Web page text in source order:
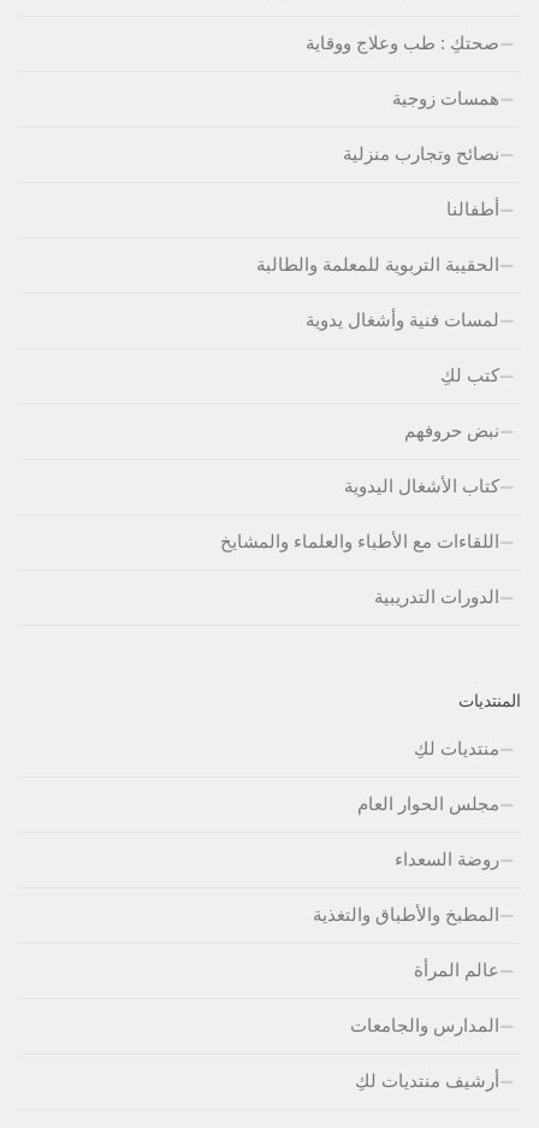
صحتكِ : طب وعلاج ووقاية
همسات زوجية
نصائح وتجارب منزلية
أطفالنا
الحقيبة التربوية للمعلمة والطالبة
لمسات فنية وأشغال يدوية
كتب لكِ
نبض حروفهم
كتاب الأشغال اليدوية
اللقاءات مع الأطباء والعلماء والمشايخ
الدورات التدريبية
المنتديات
منتديات لكِ
مجلس الحوار العام
روضة السعداء
المطبخ والأطباق والتغذية
عالم المرأة
المدارس والجامعات
أرشيف منتديات لكِ